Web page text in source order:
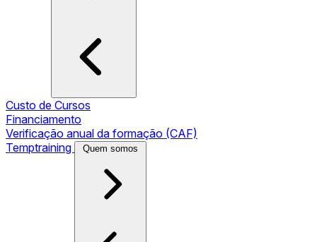
Custo de Cursos
Financiamento
Verificação anual da formação (CAF)
Temptraining
Quem somos